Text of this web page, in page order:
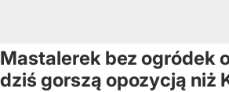
Mastalerek bez ogródek
dziś gorszą opozycją niż